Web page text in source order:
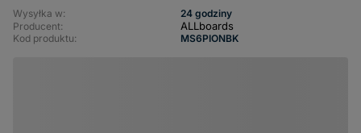
Wysyłka w:
24 godziny
Producent:
ALLboards
Kod produktu: MS6PIONBK